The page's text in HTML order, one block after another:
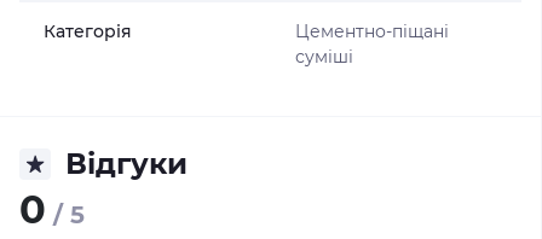
Категорія
Цементно-піщані
суміші
Відгуки
0 / 5